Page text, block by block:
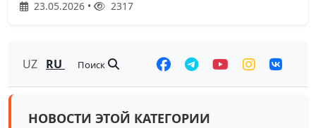
23.05.2026 • 2317
UZ RU Поиск
НОВОСТИ ЭТОЙ КАТЕГОРИИ